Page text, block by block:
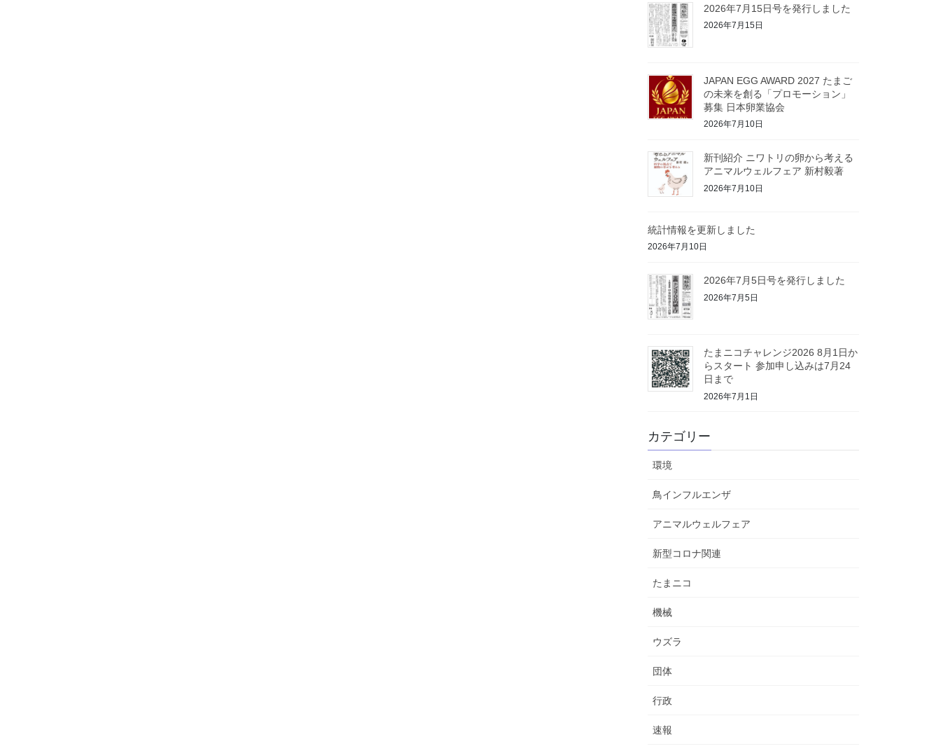
2026年7月15日号を発行しました
2026年7月15日
JAPAN EGG AWARD 2027 たまご
の未来を創る「プロモーション」
募集 日本卵業協会
2026年7月10日
新刊紹介 ニワトリの卵から考える
アニマルウェルフェア 新村毅著
2026年7月10日
統計情報を更新しました
2026年7月10日
2026年7月5日号を発行しました
2026年7月5日
たまニコチャレンジ2026 8月1日か
らスタート 参加申し込みは7月24
日まで
2026年7月1日
カテゴリー
環境
鳥インフルエンザ
アニマルウェルフェア
新型コロナ関連
たまニコ
機械
ウズラ
団体
行政
速報